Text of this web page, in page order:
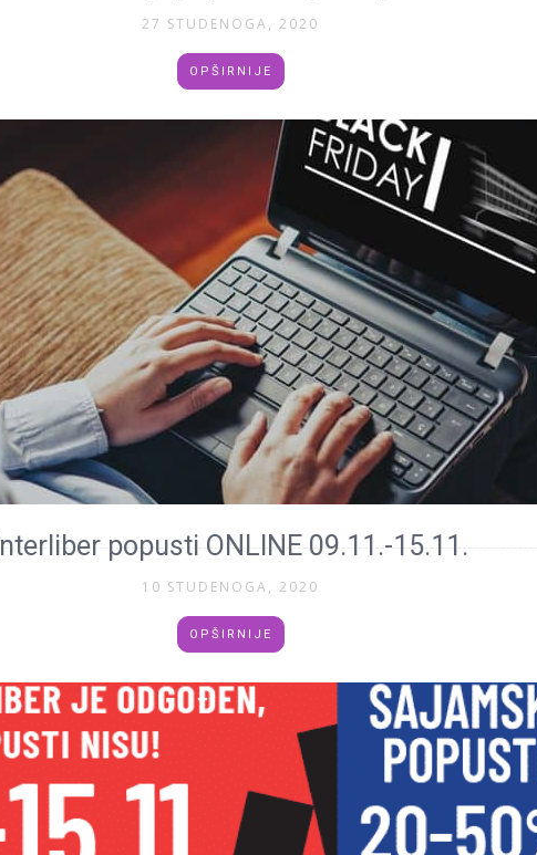
27 STUDENOGA, 2020
OPŠIRNIJE
Interliber popusti ONLINE 09.11.-15.11.
10 STUDENOGA, 2020
OPŠIRNIJE